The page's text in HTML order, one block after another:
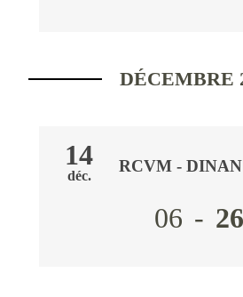
DÉCEMBRE
14
déc.
RCVM - DINAN
06 - 26